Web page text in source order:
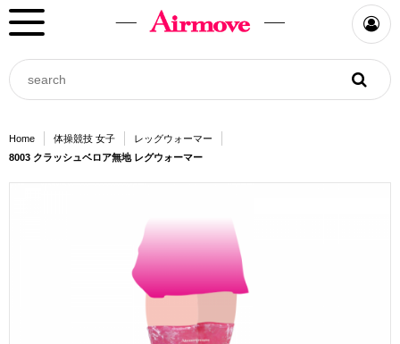
Home 体操競技 女子
レッグウォーマー
8003 クラッシュベロア無地 レグウォーマー